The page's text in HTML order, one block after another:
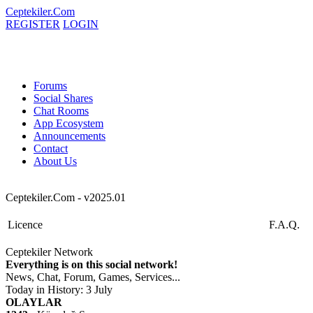
Ceptekiler.Com
REGISTER LOGIN
Forums
Social Shares
Chat Rooms
App Ecosystem
Announcements
Contact
About Us
Ceptekiler.Com - v2025.01
Licence F.A.Q.
Ceptekiler Network
Everything is on this social network!
News, Chat, Forum, Games, Services...
Today in History: 3 July
OLAYLAR